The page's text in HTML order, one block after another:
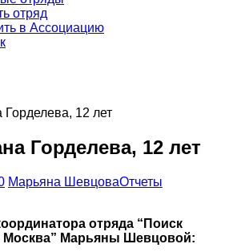
отряд
в Ассоциацию
12 лет
Горделева, 12 лет
Марьяна ШевцоваОтчеты
отряда “Поиск
Москва” Марьяны Шевцовой: